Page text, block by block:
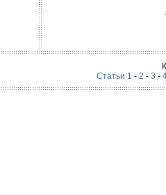
Статьи 1 - 2 - 3 -